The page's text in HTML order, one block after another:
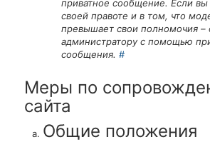
приватное сообщение. Если
своей правоте и в том, что
превышает свои полномочия –
администратору с помощью
сообщения. #
Меры по
сайта
Общие положения